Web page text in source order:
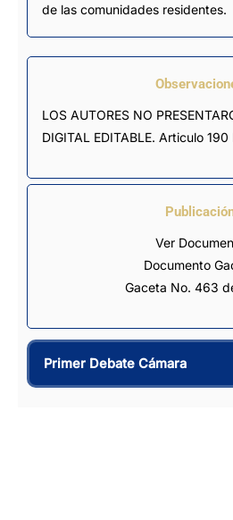
de las comunidades residentes.
LOS AUTORES NO
DIGITAL EDITABLE. Articulo
Ver
Documento
Gaceta No. 463
Primer Debate Cámara